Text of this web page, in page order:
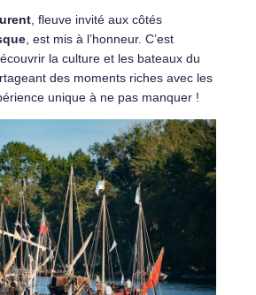
, fleuve invité aux côtés
, est mis à l’honneur. C’est
la culture et les bateaux du
des moments riches avec les
unique à ne pas manquer !